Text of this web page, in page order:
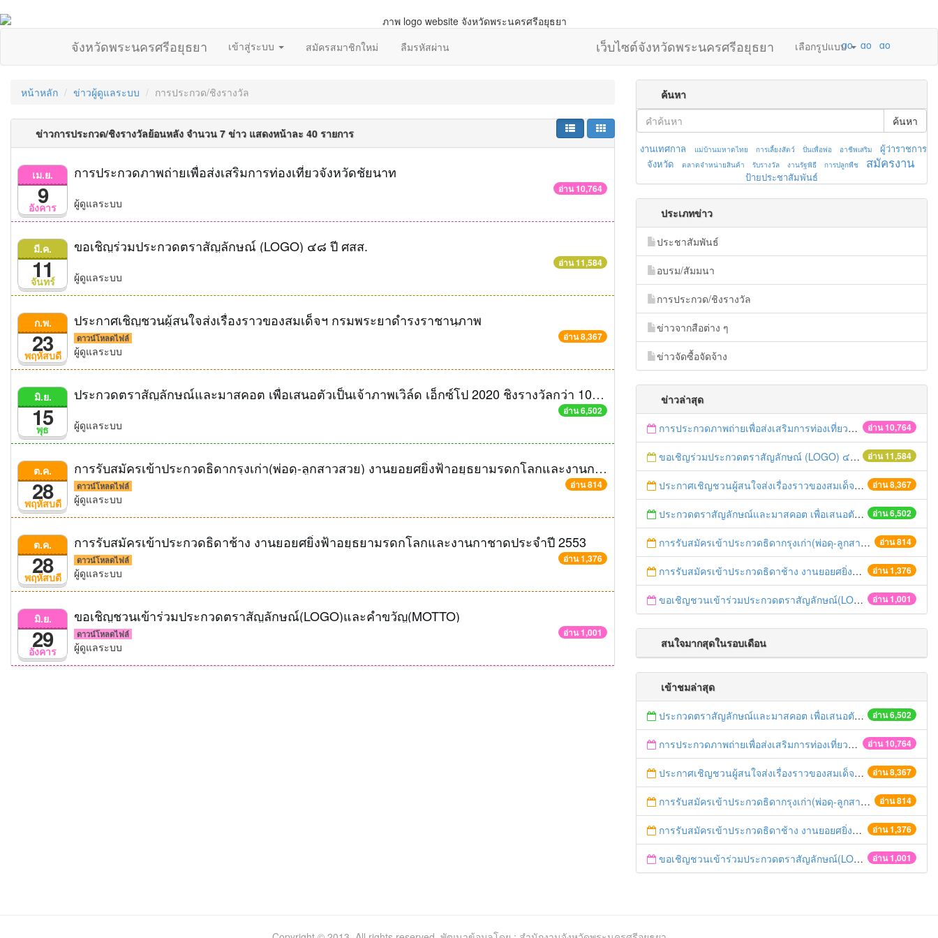
จังหวัดพระนครศรีอยุธยา เข้าสู่ระบบ สมัครสมาชิกใหม่ ลืมรหัสผ่าน เว็บไซต์จังหวัดพระนครศรีอยุธยา เลือกรูปแบบ
หน้าหลัก ข่าวผู้ดูแลระบบ การประกวด/ชิงรางวัล
ข่าวการประกวด/ชิงรางวัลย้อนหลัง จำนวน 7 ข่าว แสดงหน้าละ 40 รายการ
อังคาร
เม.ย.
9
การประกวดภาพถ่ายเพื่อส่งเสริมการท่องเที่ยวจังหวัดชัยนาท
อ่าน 10,764
ผู้ดูแลระบบ
จันทร์
มี.ค.
11
ขอเชิญร่วมประกวดตราสัญลักษณ์ (LOGO) ๔๘ ปี ศสส.
อ่าน 11,584
ผู้ดูแลระบบ
พฤหัสบดี
ก.พ.
23
ประกาศเชิญชวนผู้สนใจส่งเรื่องราวของสมเด็จฯ กรมพระยาดำรงราชานุภาพ
ดาวน์โหลดไฟล์ อ่าน 8,367
ผู้ดูแลระบบ
พุธ
มิ.ย.
15
ประกวดตราสัญลักษณ์และมาสคอต เพื่อเสนอตัวเป็นเจ้าภาพเวิล์ด เอ็กซ์โป 2020 ชิงรางวัลกว่า 100,000 บาท
อ่าน 6,502
ผู้ดูแลระบบ
พฤหัสบดี
ต.ค.
28
การรับสมัครเข้าประกวดธิดากรุงเก่า(พ่อดุ-ลูกสาวสวย) งานยอยศยิ่งฟ้าอยุธยามรดกโลกและงานกาชาดประจำปี 2553
ดาวน์โหลดไฟล์ อ่าน 814
ผู้ดูแลระบบ
พฤหัสบดี
ต.ค.
28
การรับสมัครเข้าประกวดธิดาช้าง งานยอยศยิ่งฟ้าอยุธยามรดกโลกและงานกาชาดประจำปี 2553
ดาวน์โหลดไฟล์ อ่าน 1,376
ผู้ดูแลระบบ
อังคาร
มิ.ย.
29
ขอเชิญชวนเข้าร่วมประกวดตราสัญลักษณ์(LOGO)และคำขวัญ(MOTTO)
ดาวน์โหลดไฟล์ อ่าน 1,001
ผู้ดูแลระบบ
ค้นหา
ค้นหา
งานเทศกาล แม่บ้านมหาดไทย การเลี้ยงสัตว์ ปั่นเพื่อพ่อ อาชีพเสริม
ผู้ว่าราชการ
จังหวัด
ตลาดจำหน่ายสินค้า รับรางวัล งานรัฐพิธี การปลูกพืช สมัครงาน
ป้ายประชาสัมพันธ์
ประเภทข่าว
ประชาสัมพันธ์
อบรม/สัมมนา
การประกวด/ชิงรางวัล
ข่าวจากสือต่าง ๆ
ข่าวจัดซื้อจัดจ้าง
ข่าวล่าสุด
อ่าน 10,764
การประกวดภาพถ่ายเพื่อส่งเสริมการท่องเที่ยวจังหวัดชัยนาท
อ่าน 11,584
ขอเชิญร่วมประกวดตราสัญลักษณ์ (LOGO) ๔๘ ปี ศสส.
อ่าน 8,367
ประกาศเชิญชวนผู้สนใจส่งเรื่องราวของสมเด็จฯ กรมพระยาดำรงราชานุภาพ
อ่าน 6,502
ประกวดตราสัญลักษณ์และมาสคอต เพื่อเสนอตัวเป็นเจ้าภาพเวิล์ด เอ็กซ์โป 2020 ชิงรางวัลกว่า 100,000 บาท
อ่าน 814
การรับสมัครเข้าประกวดธิดากรุงเก่า(พ่อดุ-ลูกสาวสวย) งานยอยศยิ่งฟ้าอยุธยามรดกโลกและงานกาชาดประจำปี 2553
อ่าน 1,376
การรับสมัครเข้าประกวดธิดาช้าง งานยอยศยิ่งฟ้าอยุธยามรดกโลกและงานกาชาดประจำปี 2553
อ่าน 1,001
ขอเชิญชวนเข้าร่วมประกวดตราสัญลักษณ์(LOGO)และคำขวัญ(MOTTO)
สนใจมากสุดในรอบเดือน
เข้าชมล่าสุด
อ่าน 6,502
ประกวดตราสัญลักษณ์และมาสคอต เพื่อเสนอตัวเป็นเจ้าภาพเวิล์ด เอ็กซ์โป 2020 ชิงรางวัลกว่า 100,000 บาท
อ่าน 10,764
การประกวดภาพถ่ายเพื่อส่งเสริมการท่องเที่ยวจังหวัดชัยนาท
อ่าน 8,367
ประกาศเชิญชวนผู้สนใจส่งเรื่องราวของสมเด็จฯ กรมพระยาดำรงราชานุภาพ
อ่าน 814
การรับสมัครเข้าประกวดธิดากรุงเก่า(พ่อดุ-ลูกสาวสวย) งานยอยศยิ่งฟ้าอยุธยามรดกโลกและงานกาชาดประจำปี 2553
อ่าน 1,376
การรับสมัครเข้าประกวดธิดาช้าง งานยอยศยิ่งฟ้าอยุธยามรดกโลกและงานกาชาดประจำปี 2553
อ่าน 1,001
ขอเชิญชวนเข้าร่วมประกวดตราสัญลักษณ์(LOGO)และคำขวัญ(MOTTO)